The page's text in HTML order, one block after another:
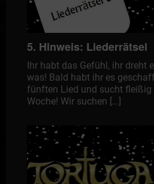
5. Hinweis: Liederrätsel
Ihr habt das Gefühl, ihr dreht
was! Bald habt ihr es
fünften Lied und sucht fleißig
Woche! Wir suchen […]